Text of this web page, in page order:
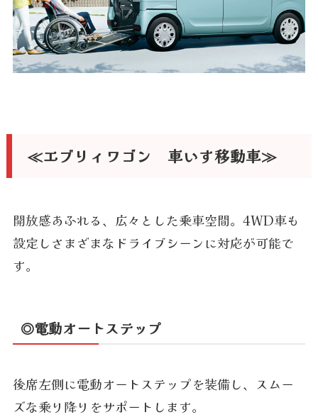
≪エブリィワゴン 車いす移動車≫
開放感あふれる、広々とした乗車空間。4WD車も
設定しさまざまなドライブシーンに対応が可能で
す。
◎電動オートステップ
後席左側に電動オートステップを装備し、スムー
ズな乗り降りをサポートします。